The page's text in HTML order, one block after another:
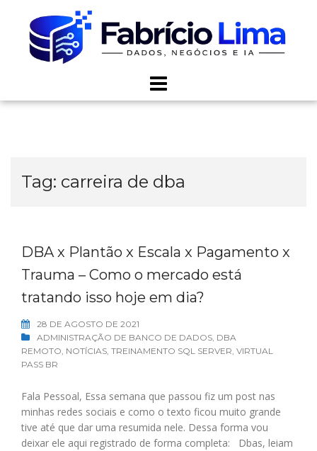
content
Tag: carreira de dba
DBA x Plantão x Escala x Pagamento x
Trauma – Como o mercado está
tratando isso hoje em dia?
28 DE AGOSTO DE 2021
ADMINISTRAÇÃO DE BANCO DE DADOS, DBA
REMOTO, NOTÍCIAS, TREINAMENTO SQL SERVER, VIRTUAL
PASS BR
Fala Pessoal, Essa semana que passou fiz um post nas
minhas redes sociais e como o texto ficou muito grande
tive até que dar uma resumida nele. Dessa forma vou
deixar ele aqui registrado de forma completa: Dbas, leiam